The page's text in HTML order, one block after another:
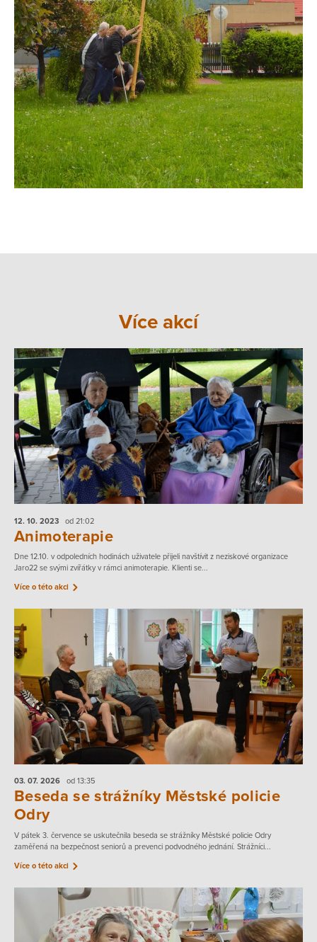
Více akcí
12. 10. 2023 od 21:02
Animoterapie
Dne 12.10. v odpoledních hodinách uživatele přijeli navštívit z neziskové organizace
Jaro22 se svými zvířátky v rámci animoterapie. Klienti se...
Více o této akci
03. 07. 2026 od 13:35
Beseda se strážníky Městské policie
Odry
V pátek 3. července se uskutečnila beseda se strážníky Městské policie Odry
zaměřená na bezpečnost seniorů a prevenci podvodného jednání. Strážníci...
Více o této akci